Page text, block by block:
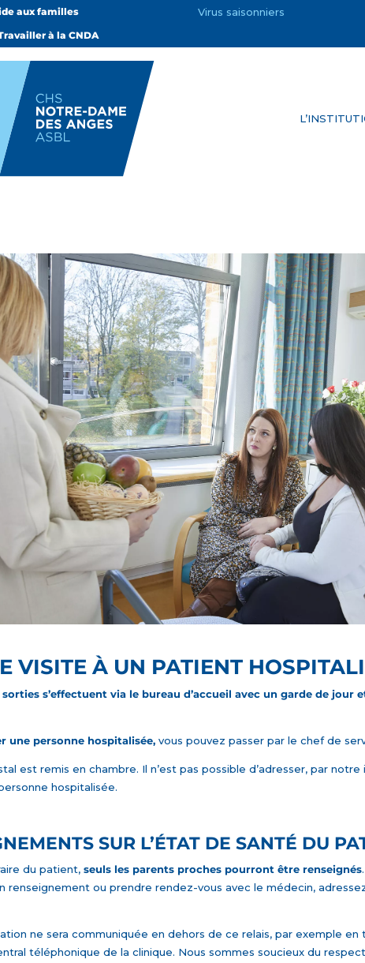
aux familles
à la CNDA
Virus saisonniers
VISITE À UN PATIENT
sorties s’effectuent via le bureau d’accueil avec un garde de jour
une personne hospitalisée, vous pouvez passer par le chef de
est remis en chambre. Il n’est pas possible d’adresser, par notre
hospitalisée.
SUR L’ÉTAT DE SANTÉ DU
du patient,seuls les parents proches pourront être renseignés.
renseignement ou prendre rendez-vous avec le médecin,
ne sera communiquée en dehors de ce relais, par exemple en
téléphonique de la clinique. Nous sommes soucieux du